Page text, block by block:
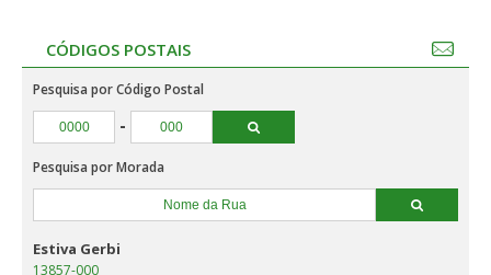
CÓDIGOS POSTAIS
Pesquisa por Código Postal
-
Pesquisa por Morada
Estiva Gerbi
13857-000